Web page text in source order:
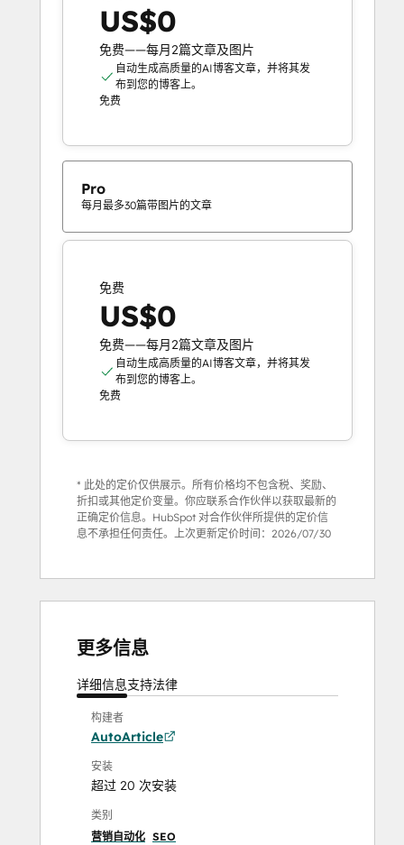
US$0
免费——每月2篇文章及图片
自动生成高质量的AI博客文章，并将其发
布到您的博客上。
免费
Pro
每月最多30篇带图片的文章
免费
US$0
免费——每月2篇文章及图片
自动生成高质量的AI博客文章，并将其发
布到您的博客上。
免费
* 此处的定价仅供展示。所有价格均不包含税、奖励、
折扣或其他定价变量。你应联系合作伙伴以获取最新的
正确定价信息。HubSpot 对合作伙伴所提供的定价信
息不承担任何责任。上次更新定价时间： 2026/07/30
更多信息
详细信息支持法律
构建者
AutoArticle
安装
超过 20 次安装
类别
营销自动化 SEO